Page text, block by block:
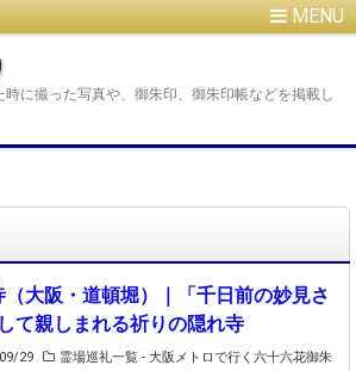
に撮った写真や、御朱印、御朱印帳などを掲載し
（大阪・道頓堀）｜「千日前の妙見さ
て親しまれる祈りの隠れ寺
29
霊場巡礼一覧 - 大阪メトロで行く六十六花御朱